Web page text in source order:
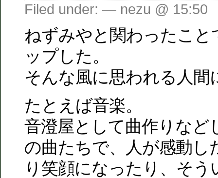
Filed under: — nezu @ 15:50
ねずみやと関わったこと
ップした。
そんな風に思われる人間
たとえば音楽。
音澄屋として曲作りなど
の曲たちで、人が感動し
り笑顔になったり、そ